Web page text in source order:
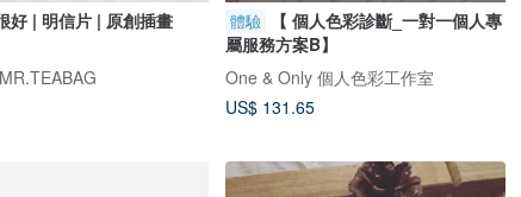
好 | 明信片 | 原創插畫 體驗
【 個人色彩診斷_一對一個人專
屬服務方案B】
One & Only 個人色彩工作室
US$ 131.65